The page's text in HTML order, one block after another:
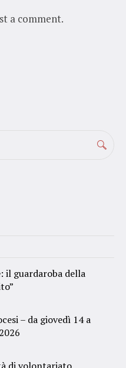
a comment.
il guardaroba della
– da giovedì 14 a